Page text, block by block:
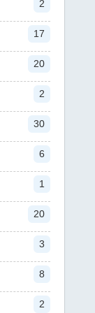
2
17
20
2
30
6
1
20
3
8
2